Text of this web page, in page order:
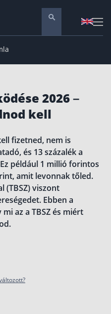
Nyugdíjbiztosítás, NYESZ vagy
számla (NYESZ)
🪙
– Így válassz
összefoglaló
táblázat és útmutató
– A magyar nyugdíjrendszer
hozamai
vagy NYESZ? Melyik a jobb?
2026 –
kell
fizetned, nem is
és 13 százalék a
például 1 millió forintos
amit levonnak tőled.
(TBSZ) viszont
Ebben a
az a TBSZ és miért